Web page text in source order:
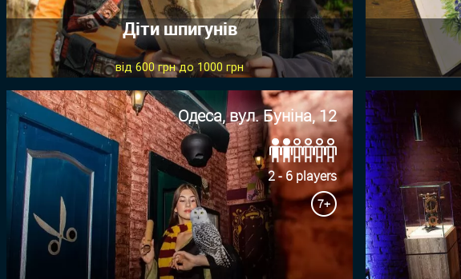
Діти шпигунів
від 600 грн до 1000 грн
Одеса, вул. Буніна, 12
2 - 6 players
7+